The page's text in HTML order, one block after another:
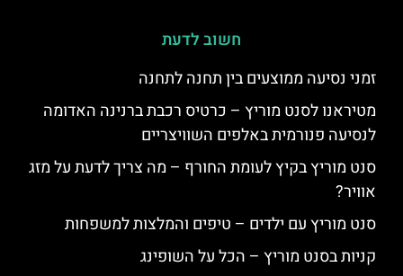
חשוב לדעת
זמני נסיעה ממוצעים בין תחנה לתחנה
מטיראנו לסנט מוריץ – כרטיס רכבת ברנינה האדומה
לנסיעה פנורמית באלפים השוויצריים
סנט מוריץ בקיץ לעומת החורף – מה צריך לדעת על מזג
אוויר?
סנט מוריץ עם ילדים – טיפים והמלצות למשפחות
קניות בסנט מוריץ – הכל על השופינג